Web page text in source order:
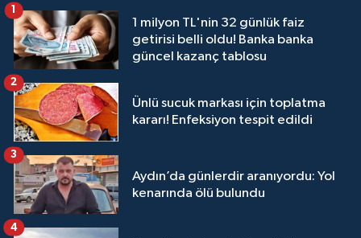
1 milyon TL'nin 32 günlük faiz
getirisi belli oldu! Banka banka
güncel kazanç tablosu
1
Ünlü sucuk markası için toplatma
kararı! Enfeksiyon tespit edildi
2
Aydın’da günlerdir aranıyordu: Yol
kenarında ölü bulundu
3
4